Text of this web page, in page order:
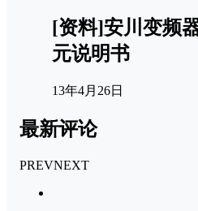
[资料]安川变频
元说明书
13年4月26日
最新评论
PREVNEXT